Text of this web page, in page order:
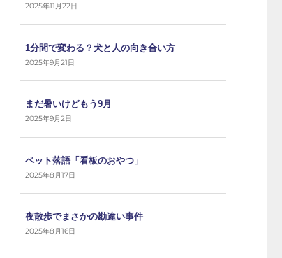
2025年11月22日
1分間で変わる？犬と人の向き合い方
2025年9月21日
まだ暑いけどもう9月
2025年9月2日
ペット落語「看板のおやつ」
2025年8月17日
夜散歩でまさかの勘違い事件
2025年8月16日